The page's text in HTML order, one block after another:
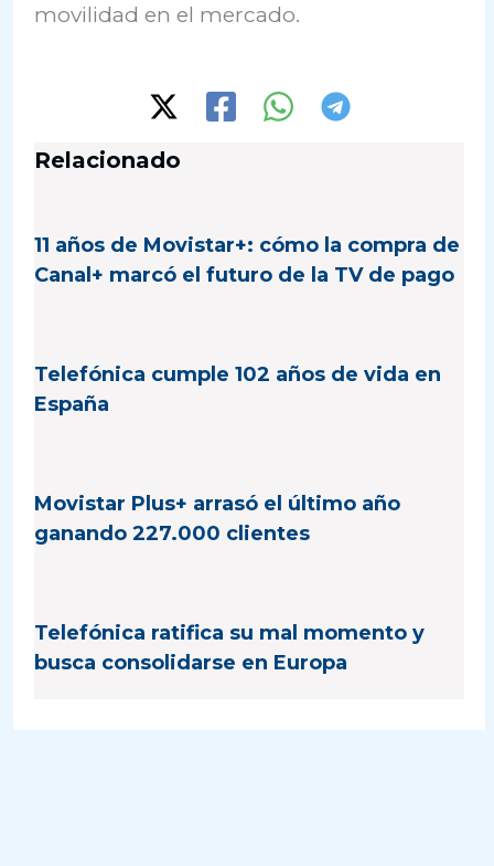
movilidad en el mercado.
Relacionado
11 años de Movistar+: cómo la compra de
Canal+ marcó el futuro de la TV de pago
Telefónica cumple 102 años de vida en
España
Movistar Plus+ arrasó el último año
ganando 227.000 clientes
Telefónica ratifica su mal momento y
busca consolidarse en Europa